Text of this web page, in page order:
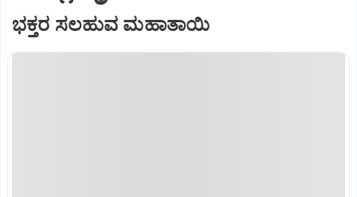
ಭಕ್ತರ ಸಲಹುವ ಮಹಾತಾಯಿ